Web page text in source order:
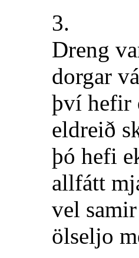
3.
Dreng
dorgar
því hefir
eldreið
þó hefi
allfátt
vel
ölseljo